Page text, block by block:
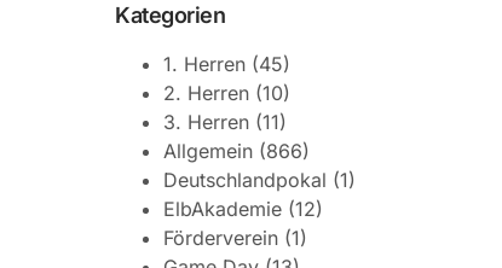
Kategorien
1. Herren (45)
2. Herren (10)
3. Herren (11)
Allgemein (866)
Deutschlandpokal (1)
ElbAkademie (12)
Förderverein (1)